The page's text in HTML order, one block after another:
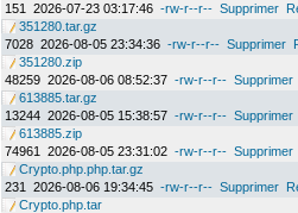
151
2026-07-23 03:17:46 -rw-r--r-- Supprimer
351280.tar.gz
7028 2026-08-05 23:34:36 -rw-r--r-- Supprimer
351280.zip
48259 2026-08-06 08:52:37 -rw-r--r-- Supprimer
613885.tar.gz
13244 2026-08-05 15:38:57 -rw-r--r-- Supprimer
613885.zip
74961
2026-08-05 23:31:02 -rw-r--r-- Supprimer
Crypto.php.php.tar.gz
231
2026-08-06 19:34:45 -rw-r--r-- Supprimer
Crypto.php.tar